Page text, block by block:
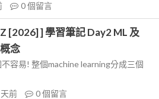
0個留言
[2026] ] 學習筆記 Day2 ML 及
念
容易! 整個machine learning分成三個
前 0個留言